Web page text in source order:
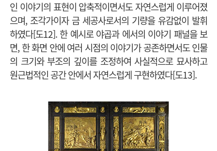
인 이야기의 표현이 압축적이면서도 자연스럽게 이루어졌
으며, 조각가이자 금 세공사로서의 기량을 유감없이 발휘
하였다[도12]. 한 예시로 야곱과 에서의 이야기 패널을 보
면, 한 화면 안에 여러 시점의 이야기가 공존하면서도 인물
의 크기와 부조의 깊이를 조정하여 사실적으로 묘사하고
원근법적인 공간 안에서 자연스럽게 구현하였다[도13].